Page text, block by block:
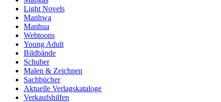
Light Novels
Manhwa
Manhua
Webtoons
Young Adult
Bildbände
Schuber
Malen & Zeichnen
Sachbücher
Aktuelle Verlagskataloge
Verkaufshilfen